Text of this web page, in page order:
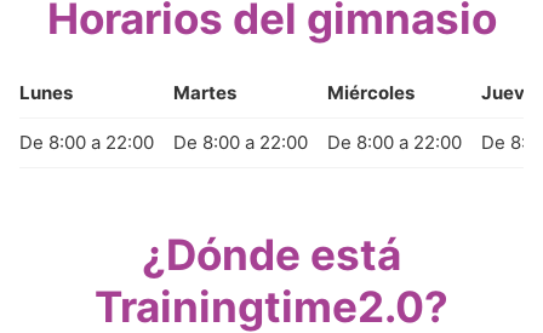
Horarios del gimnasio
Lunes Martes Miércoles
De 8:00 a 22:00 De 8:00 a 22:00 De 8:00 a 22:00 De
¿Dónde está
Trainingtime2.0?